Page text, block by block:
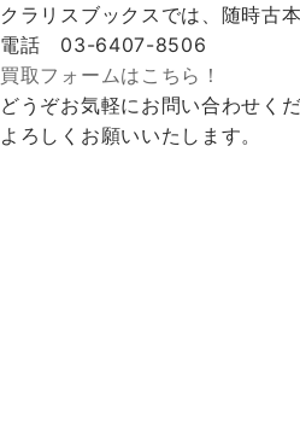
クラリスブックスでは、随時古
電話 03-6407-8506
買取フォームはこちら！
どうぞお気軽にお問い合わせくだ
よろしくお願いいたします。